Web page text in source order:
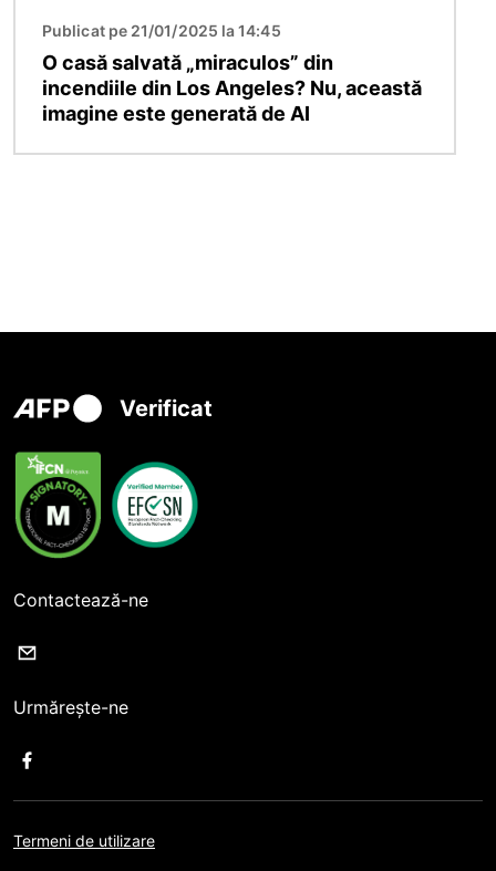
Publicat pe 21/01/2025 la 14:45
O casă salvată „miraculos” din
incendiile din Los Angeles? Nu, această
imagine este generată de AI
Verificat
Contactează-ne
Urmărește-ne
Termeni de utilizare